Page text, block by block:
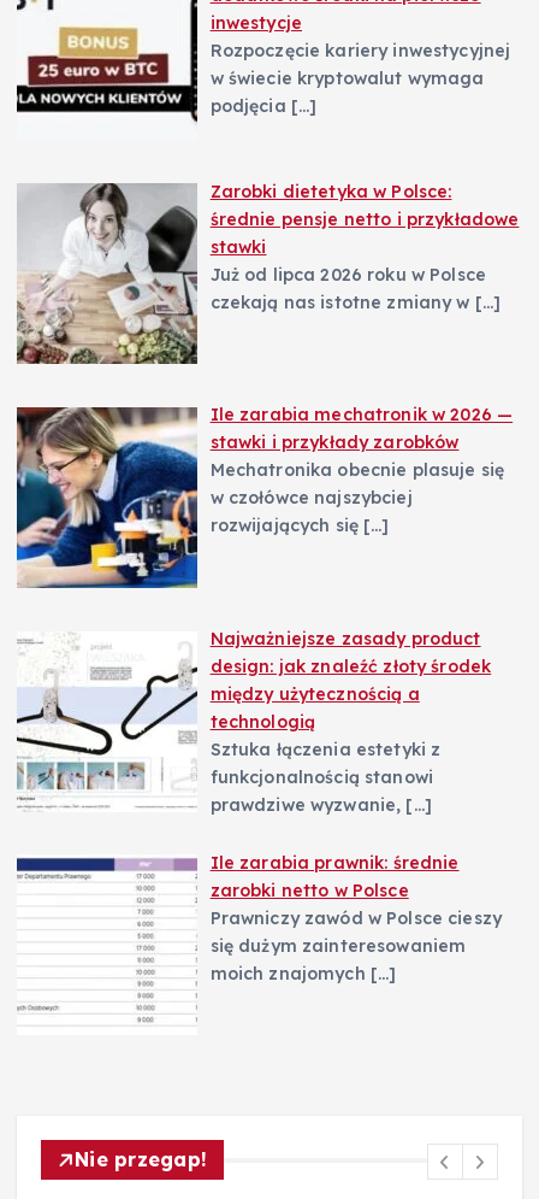
inwestycje
Rozpoczęcie kariery inwestycyjnej
w świecie kryptowalut wymaga
podjęcia […]
Zarobki dietetyka w Polsce:
średnie pensje netto i przykładowe
stawki
Już od lipca 2026 roku w Polsce
czekają nas istotne zmiany w […]
Ile zarabia mechatronik w 2026 —
stawki i przykłady zarobków
Mechatronika obecnie plasuje się
w czołówce najszybciej
rozwijających się […]
Najważniejsze zasady product
design: jak znaleźć złoty środek
między użytecznością a
technologią
Sztuka łączenia estetyki z
funkcjonalnością stanowi
prawdziwe wyzwanie, […]
Ile zarabia prawnik: średnie
zarobki netto w Polsce
Prawniczy zawód w Polsce cieszy
się dużym zainteresowaniem
moich znajomych […]
Nie przegap!